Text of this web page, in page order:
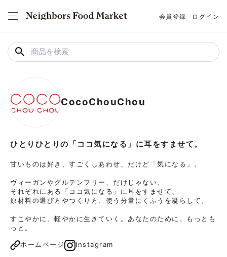
会員登録 ログイン
CocoChouChou
ひとりひとりの「ココ気になる」に耳をすませて。
甘いものは好き、すごくしあわせ、だけど「気になる」。
ヴィーガンやグルテンフリー、だけじゃない、
それぞれにある「ココ気になる」に耳をすませて、
原材料の選び方やつくり方、使う分量にくふうを凝らして。
すこやかに、軽やかに生きていく。あなたのために、もっとも
っと。
ホームページ Instagram